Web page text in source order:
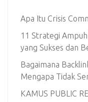
Apa Itu Crisis
11 Strategi
yang Sukses dan
Bagaimana
Mengapa Tidak
KAMUS PUBLIC